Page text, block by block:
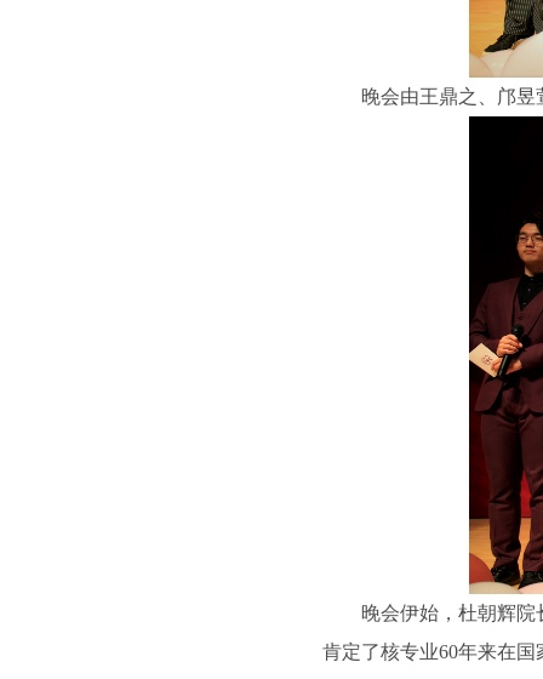
晚会由王鼎之、邝
晚会伊始，杜朝辉
肯定了核专业60年来在